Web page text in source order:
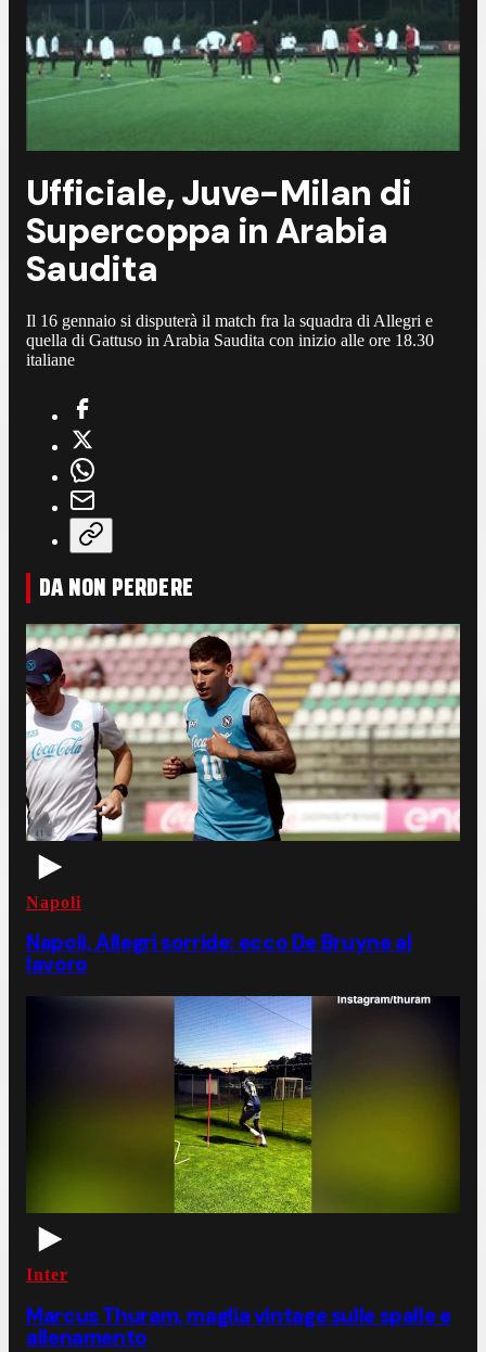
Ufficiale, Juve-Milan di
Supercoppa in Arabia
Saudita
Il 16 gennaio si disputerà il match fra la squadra di Allegri e
quella di Gattuso in Arabia Saudita con inizio alle ore 18.30
italiane
DA NON PERDERE
Napoli
Napoli, Allegri sorride: ecco De Bruyne al
lavoro
Inter
Marcus Thuram, maglia vintage sulle spalle e
allenamento